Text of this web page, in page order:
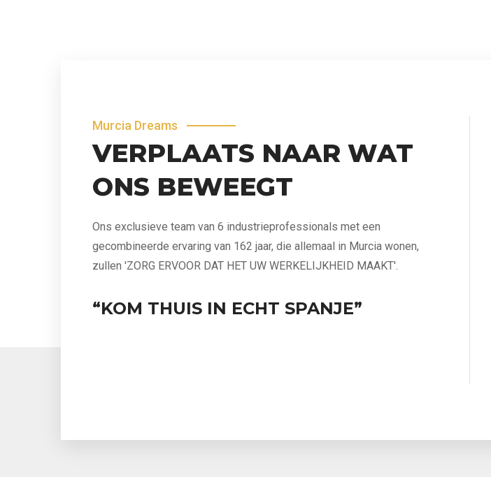
Murcia Dreams
VERPLAATS NAAR WAT
ONS BEWEEGT
Ons exclusieve team van 6 industrieprofessionals met een
gecombineerde ervaring van 162 jaar, die allemaal in Murcia wonen,
zullen 'ZORG ERVOOR DAT HET UW WERKELIJKHEID MAAKT'.
“KOM THUIS IN ECHT SPANJE”